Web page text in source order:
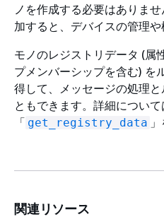
ノを作成する必要はありま
加すると、デバイスの管理や
モノのレジストリデータ (属
プメンバーシップを含む) を
得して、メッセージの処理
ともできます。詳細について
「 get_registry_data
関連リソース